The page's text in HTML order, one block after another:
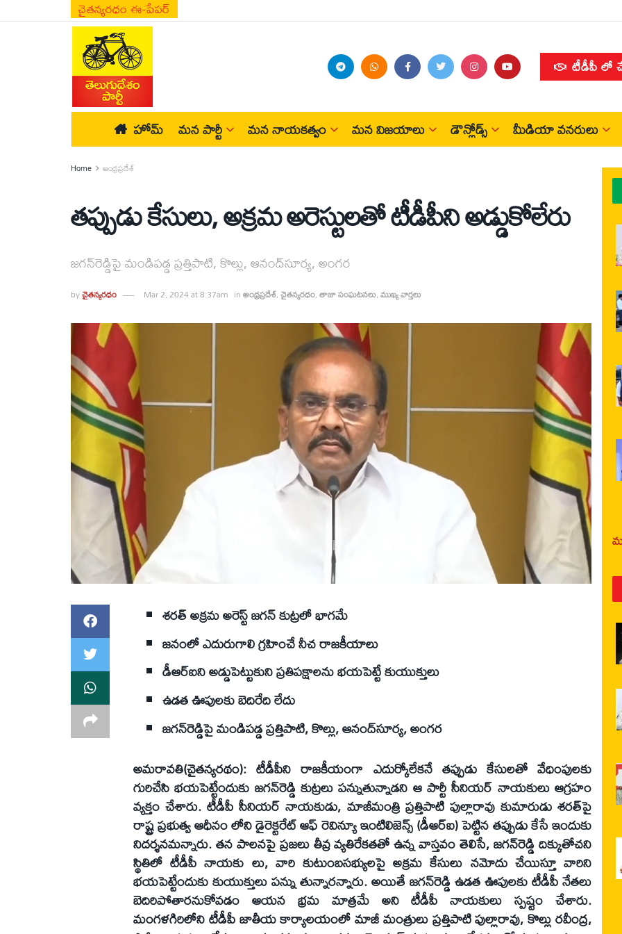
చైతన్యరధం ఈ-పేపర్
టీడీపీ లో
హోమ్ మన పార్టీ మన నాయకత్వం మన విజయాలు డౌన్లోడ్స్ మీడియా వనరులు
Home ఆంధ్రప్రదేశ్
తప్పుడు కేసులు, అక్రమ అరెస్టులతో టీడీపీని అడ్డుకోలేరు
జగన్‌రెడ్డిపై మండిపడ్డ ప్రత్తిపాటి, కొల్లు, ఆనంద్‌సూర్య, అంగర
byచైతన్యరధం Mar 2, 2024 at 8:37am inఆంధ్రప్రదేశ్,చైతన్యరధం,తాజా సంఘటనలు,ముఖ్య వార్తలు
శరత్‌ అక్రమ అరెస్ట్‌ జగన్‌ కుట్రలో భాగమే
జనంలో ఎదురుగాలి గ్రహించే నీచ రాజకీయాలు
డీఆర్‌ఐని అడ్డుపెట్టుకుని ప్రతిపక్షాలను భయపెట్టే కుయుక్తులు
ఉడత ఊపులకు బెదిరేది లేదు
జగన్‌రెడ్డిపై మండిపడ్డ ప్రత్తిపాటి, కొల్లు, ఆనంద్‌సూర్య, అంగర
అమరావతి(చైతన్యరథం): టీడీపీని రాజకీయంగా ఎదుర్కోలేకనే తప్పుడు కేసులతో వేధింపులకు
గురిచేసి భయపెట్టేందుకు జగన్‌రెడ్డి కుట్రలు పన్నుతున్నాడని ఆ పార్టీ సీనియర్‌ నాయకులు ఆగ్రహం
వ్యక్తం చేశారు. టీడీపీ సీనియర్‌ నాయకుడు, మాజీమంత్రి ప్రత్తిపాటి పుల్లారావు కుమారుడు శరత్‌పై
రాష్ట్ర ప్రభుత్వ ఆధీనం లోని డైరెక్టరేట్‌ ఆఫ్‌ రెవిన్యూ ఇంటిలిజెన్స్‌ (డీఆర్‌ఐ) పెట్టిన తప్పుడు కేసే ఇందుకు
నిదర్శనమన్నారు. తన పాలనపై ప్రజలు తీవ్ర వ్యతిరేకతతో ఉన్న వాస్తవం తెలిసే, జగన్‌రెడ్డి దిక్కుతోచని
స్థితిలో టీడీపీ నాయకు లు, వారి కుటుంబసభ్యులపై అక్రమ కేసులు నమోదు చేయిస్తూ వారిని
భయపెట్టేందుకు కుయుక్తులు పన్ను తున్నారన్నారు. అయితే జగన్‌రెడ్డి ఉడత ఊపులకు టీడీపీ నేతలు
బెదిరిపోతారనుకోవడం ఆయన భ్రమ మాత్రమే అని టీడీపీ నాయకులు స్పష్టం చేశారు.
మంగళగిరిలోని టీడీపీ జాతీయ కార్యాలయంలో మాజీ మంత్రులు ప్రత్తిపాటి పుల్లారావు, కొల్లు రవీంద్ర,